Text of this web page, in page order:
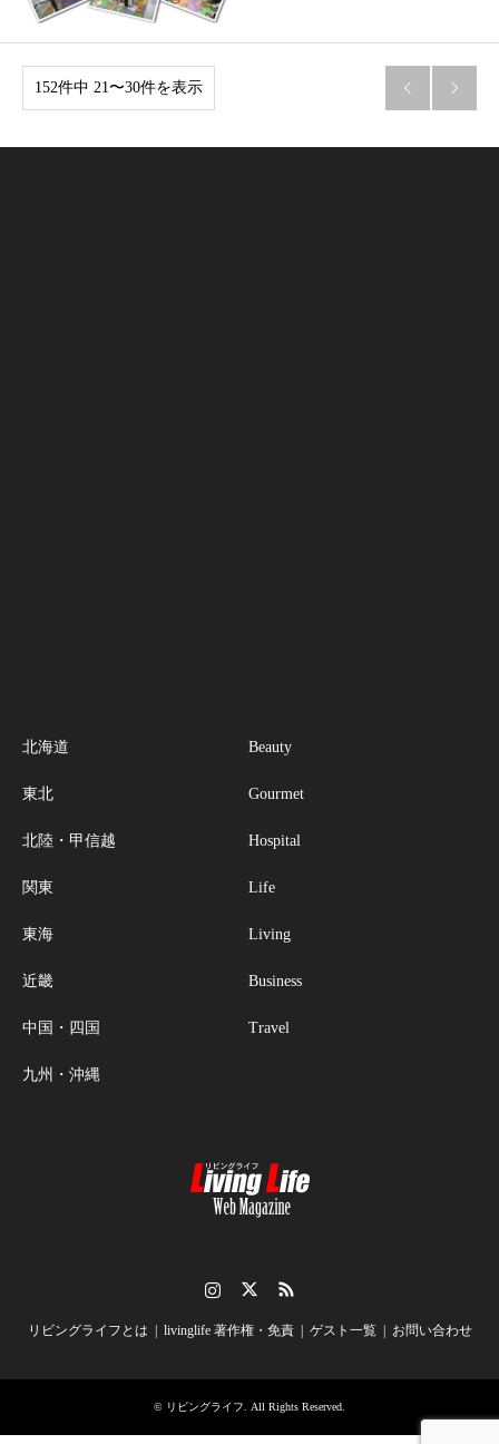
152件中 21〜30件を表示  
北海道
東北
北陸・甲信越
関東
東海
近畿
中国・四国
九州・沖縄
Beauty
Gourmet
Hospital
Life
Living
Business
Travel
リビングライフとは livinglife 著作権・免責 ゲスト一覧 お問い合わせ
© リビングライフ . All Rights Reserved.